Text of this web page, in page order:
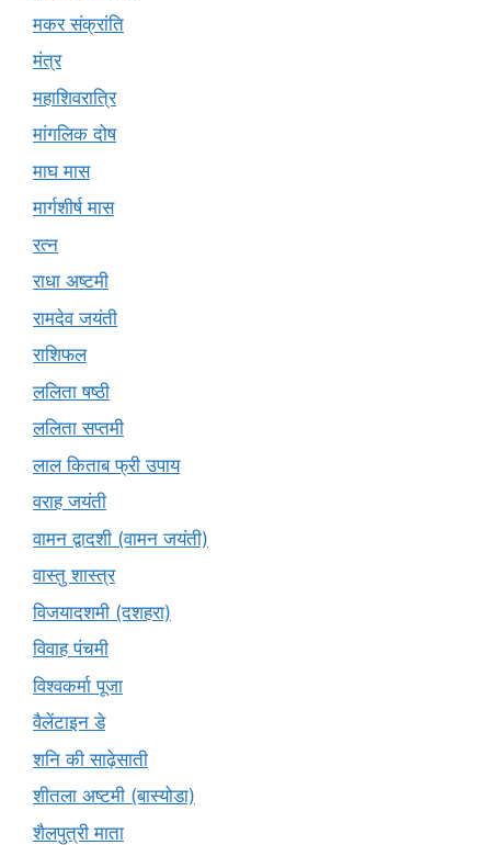
मकर संक्रांति
मंत्र
महाशिवरात्रि
मांगलिक दोष
माघ मास
मार्गशीर्ष मास
रत्न
राधा अष्टमी
रामदेव जयंती
राशिफल
ललिता षष्ठी
ललिता सप्तमी
लाल किताब फ्री उपाय
वराह जयंती
वामन द्वादशी (वामन जयंती)
वास्तु शास्त्र
विजयादशमी (दशहरा)
विवाह पंचमी
विश्वकर्मा पूजा
वैलेंटाइन डे
शनि की साढ़ेसाती
शीतला अष्टमी (बास्योडा)
शैलपुत्री माता